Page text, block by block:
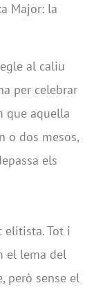
Major: la
al caliu
per celebrar
que aquella
o dos mesos,
els
elitista. Tot i
el lema del
però sense el